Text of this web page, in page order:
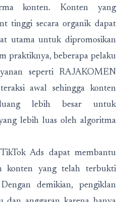
konten. Konten yang
tinggi secara organik dapat
utama untuk dipromosikan
praktiknya, beberapa pelaku
seperti RAJAKOMEN
awal sehingga konten
lebih besar untuk
lebih luas oleh algoritma
Ads dapat membantu
konten yang telah terbukti
demikian, pengiklan